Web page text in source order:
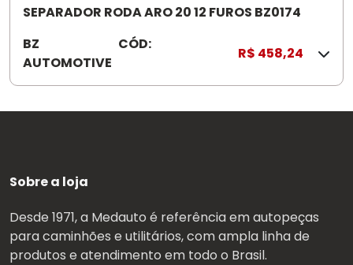
SEPARADOR RODA ARO 20 12 FUROS BZ0174
BZ
AUTOMOTIVE
CÓD:
7
R$ 458,24
Sobre a loja
Desde 1971, a Medauto é referência em autopeças
para caminhões e utilitários, com ampla linha de
produtos e atendimento em todo o Brasil.